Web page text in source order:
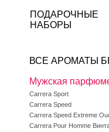
ПОДАРОЧНЫЕ
НАБОРЫ
ВСЕ АРОМАТЫ
Мужская
Carrera Sport
Carrera Speed
Carrera Speed Extreme
Carrera Pour Homme